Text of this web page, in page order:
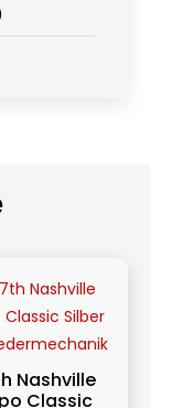
Nashville
Classic